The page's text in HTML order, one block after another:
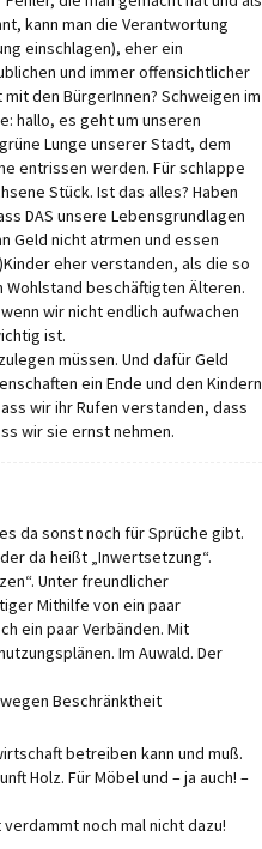
kann man die Verantwortung
einschlagen), eher ein
und immer offensichtlicher
den BürgerInnen? Schweigen im
hallo, es geht um unseren
Lunge unserer Stadt, dem
entrissen werden. Für schlappe
Stück. Ist das alles? Haben
DAS unsere Lebensgrundlagen
Geld nicht atrmen und essen
eher verstanden, als die so
beschäftigten Älteren.
wir nicht endlich aufwachen
ist.
müssen. Und dafür Geld
ein Ende und den Kindern
wir ihr Rufen verstanden, dass
wir sie ernst nehmen.
da sonst noch für Sprüche gibt.
da heißt „Inwertsetzung“.
Unter freundlicher
Mithilfe von ein paar
ein paar Verbänden. Mit
Im Auwald. Der
Beschränktheit
betreiben kann und muß.
Holz. Für Möbel und – ja auch! –
noch mal nicht dazu!